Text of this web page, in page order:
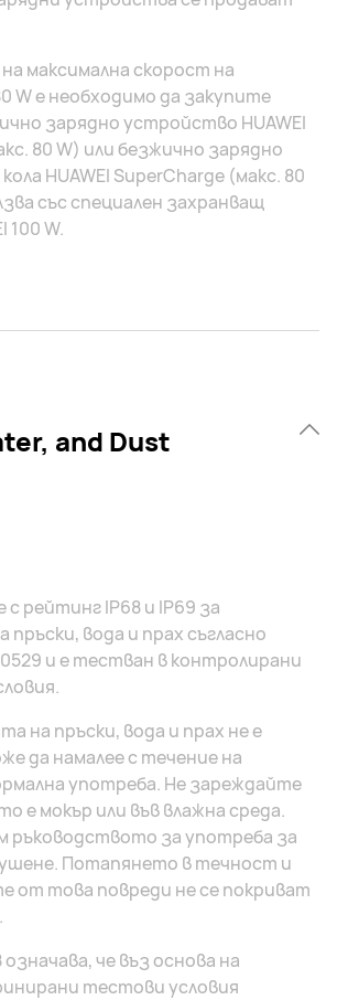
максимална скорост на
W е необходимо да закупите
зарядно устройство HUAWEI
80 W) или безжично зарядно
HUAWEI SuperCharge (макс. 80
със специален захранващ
100 W.
and Dust
рейтинг IP68 и IP69 за
вода и прах съгласно
и е тестван в контролирани
на пръски, вода и прах не е
да намалее с течение на
употреба. Не зареждайте
е мокър или във влажна среда.
ръководството за употреба за
Потапянето в течност и
от това повреди не се покриват
че въз основа на
тестови условия